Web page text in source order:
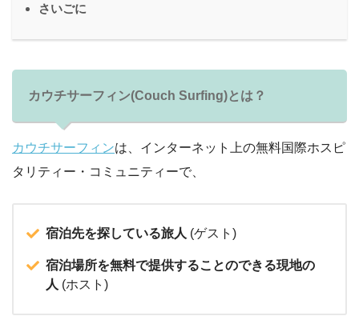
さいごに
カウチサーフィン(Couch Surfing)とは？
カウチサーフィンは、インターネット上の無料国際ホスピ
タリティー・コミュニティーで、
宿泊先を探している旅人 (ゲスト)
宿泊場所を無料で提供することのできる現地の
人 (ホスト)